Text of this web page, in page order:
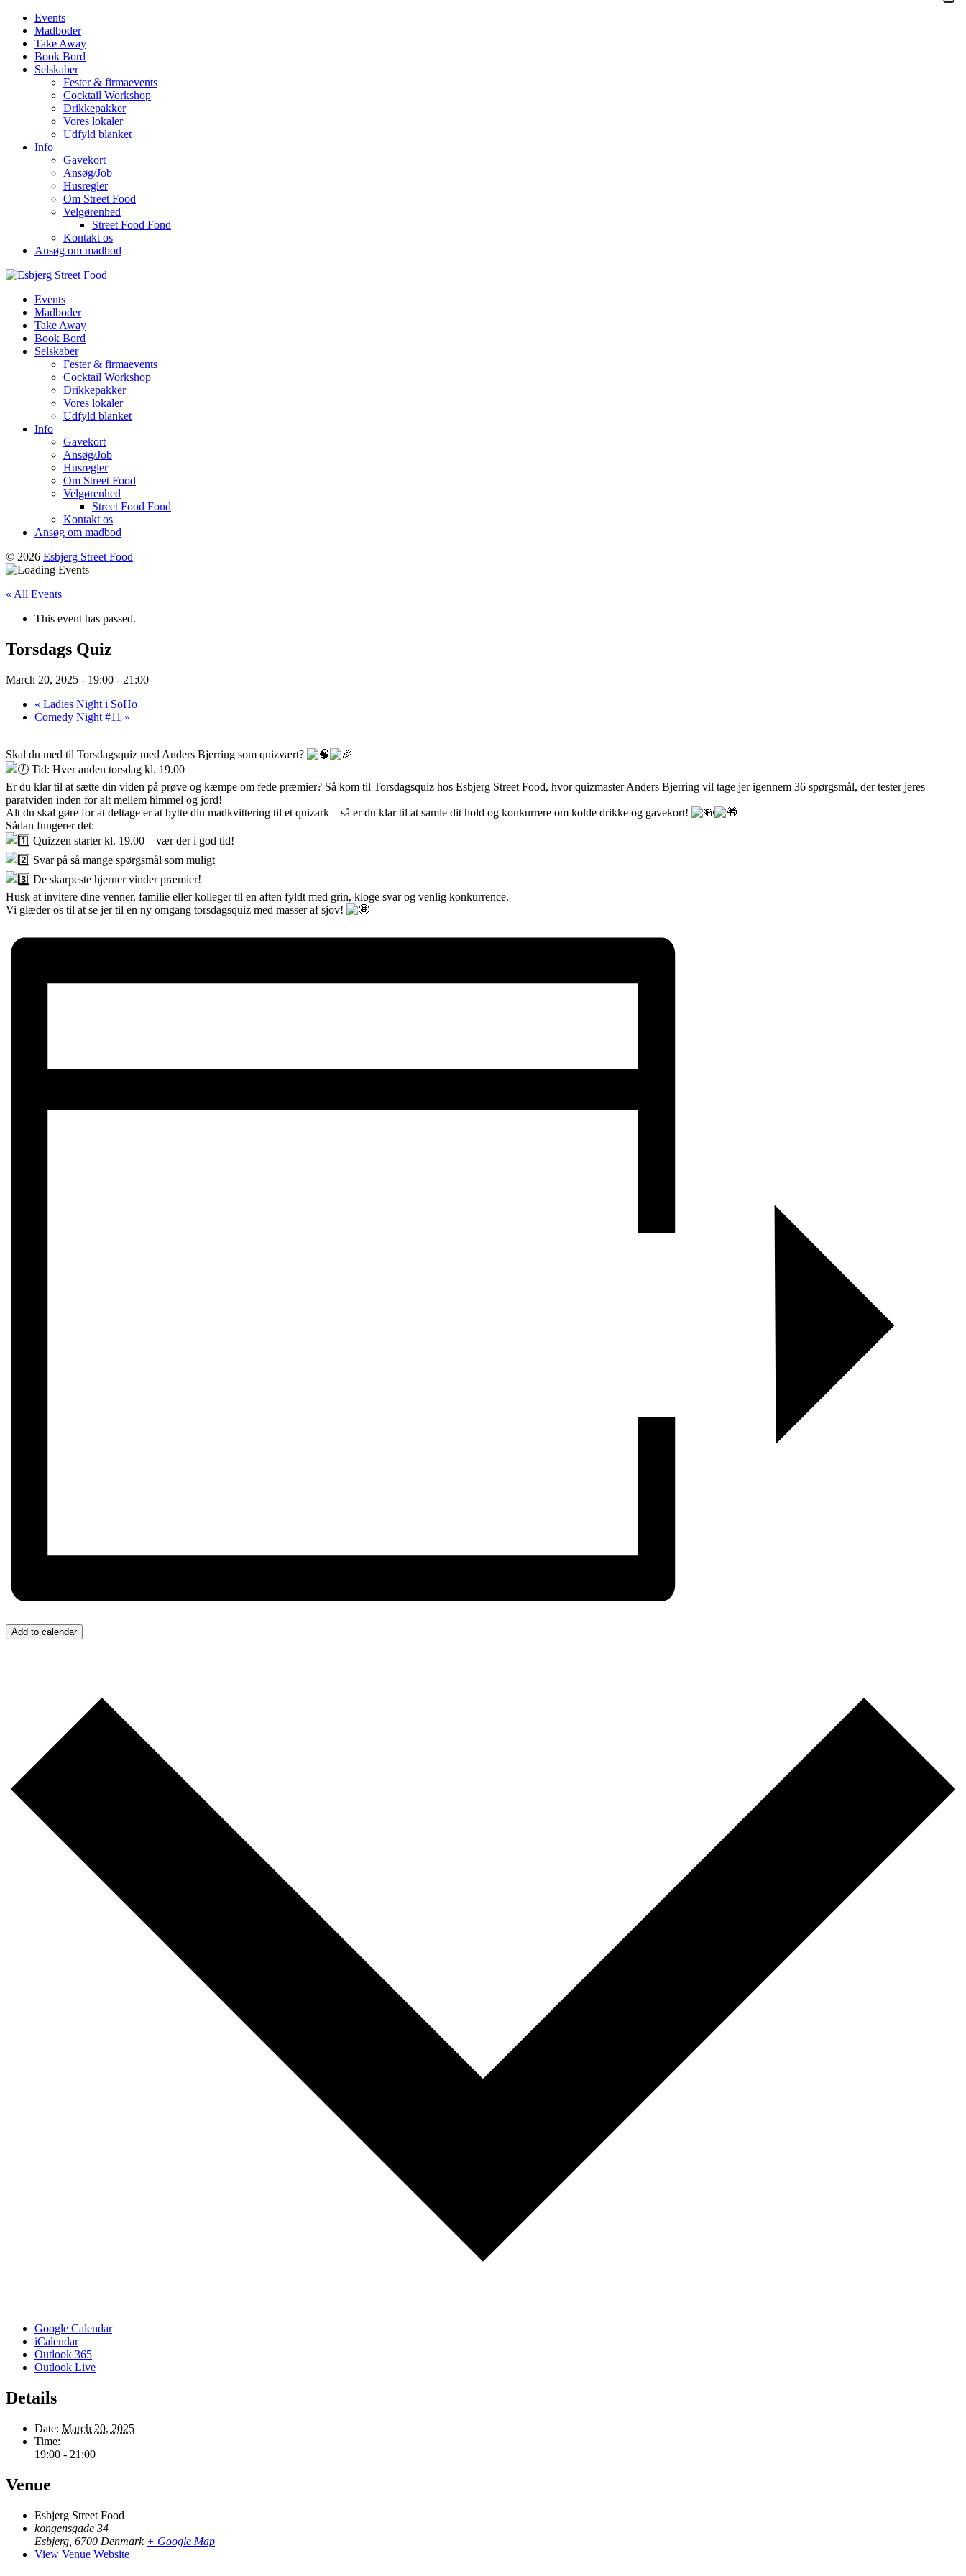
Events
Madboder
Take Away
Book Bord
Selskaber
Fester & firmaevents
Cocktail Workshop
Drikkepakker
Vores lokaler
Udfyld blanket
Info
Gavekort
Ansøg/Job
Husregler
Om Street Food
Velgørenhed
Street Food Fond
Kontakt os
Ansøg om madbod
Events
Madboder
Take Away
Book Bord
Selskaber
Fester & firmaevents
Cocktail Workshop
Drikkepakker
Vores lokaler
Udfyld blanket
Info
Gavekort
Ansøg/Job
Husregler
Om Street Food
Velgørenhed
Street Food Fond
Kontakt os
Ansøg om madbod
© 2026 Esbjerg Street Food
« All Events
This event has passed.
Torsdags Quiz
March 20, 2025 - 19:00 - 21:00
« Ladies Night i SoHo
Comedy Night #11 »
Skal du med til Torsdagsquiz med Anders Bjerring som quizvært?
Tid: Hver anden torsdag kl. 19.00
Er du klar til at sætte din viden på prøve og kæmpe om fede præmier? Så kom til Torsdagsquiz hos Esbjerg Street Food, hvor quizmaster Anders Bjerring vil tage jer igennem 36 spørgsmål, der tester jeres
paratviden inden for alt mellem himmel og jord!
Alt du skal gøre for at deltage er at bytte din madkvittering til et quizark – så er du klar til at samle dit hold og konkurrere om kolde drikke og gavekort!
Sådan fungerer det:
Quizzen starter kl. 19.00 – vær der i god tid!
Svar på så mange spørgsmål som muligt
De skarpeste hjerner vinder præmier!
Husk at invitere dine venner, familie eller kolleger til en aften fyldt med grin, kloge svar og venlig konkurrence.
Vi glæder os til at se jer til en ny omgang torsdagsquiz med masser af sjov!
Add to calendar
Google Calendar
iCalendar
Outlook 365
Outlook Live
Details
Date: March 20, 2025
Time:
19:00 - 21:00
Venue
Esbjerg Street Food
kongensgade 34
Esbjerg 6700 Denmark + Google Map
View Venue Website